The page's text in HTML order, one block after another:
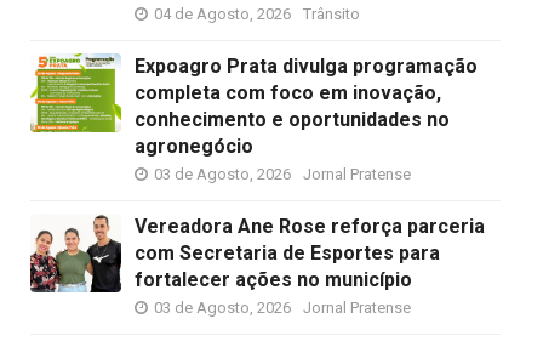
04 de Agosto, 2026 Trânsito
Expoagro Prata divulga programação
completa com foco em inovação,
conhecimento e oportunidades no
agronegócio
03 de Agosto, 2026 Jornal Pratense
Vereadora Ane Rose reforça parceria
com Secretaria de Esportes para
fortalecer ações no município
03 de Agosto, 2026 Jornal Pratense